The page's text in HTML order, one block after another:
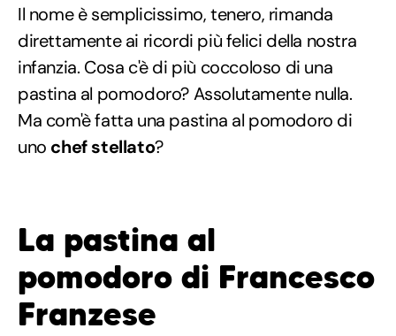
Il nome è semplicissimo, tenero, rimanda
direttamente ai ricordi più felici della nostra
infanzia. Cosa c'è di più coccoloso di una
pastina al pomodoro? Assolutamente nulla.
Ma com'è fatta una pastina al pomodoro di
uno chef stellato?
La pastina al
pomodoro di Francesco
Franzese